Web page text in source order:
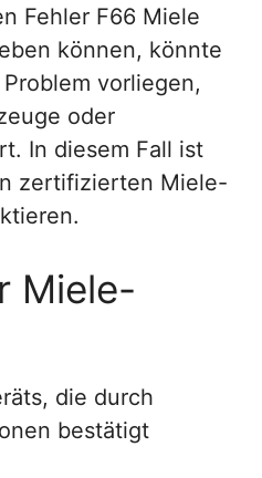
Fehler F66 Miele
können, könnte
vorliegen,
oder
In diesem Fall ist
zertifizierten Miele-
Miele-
die durch
bestätigt